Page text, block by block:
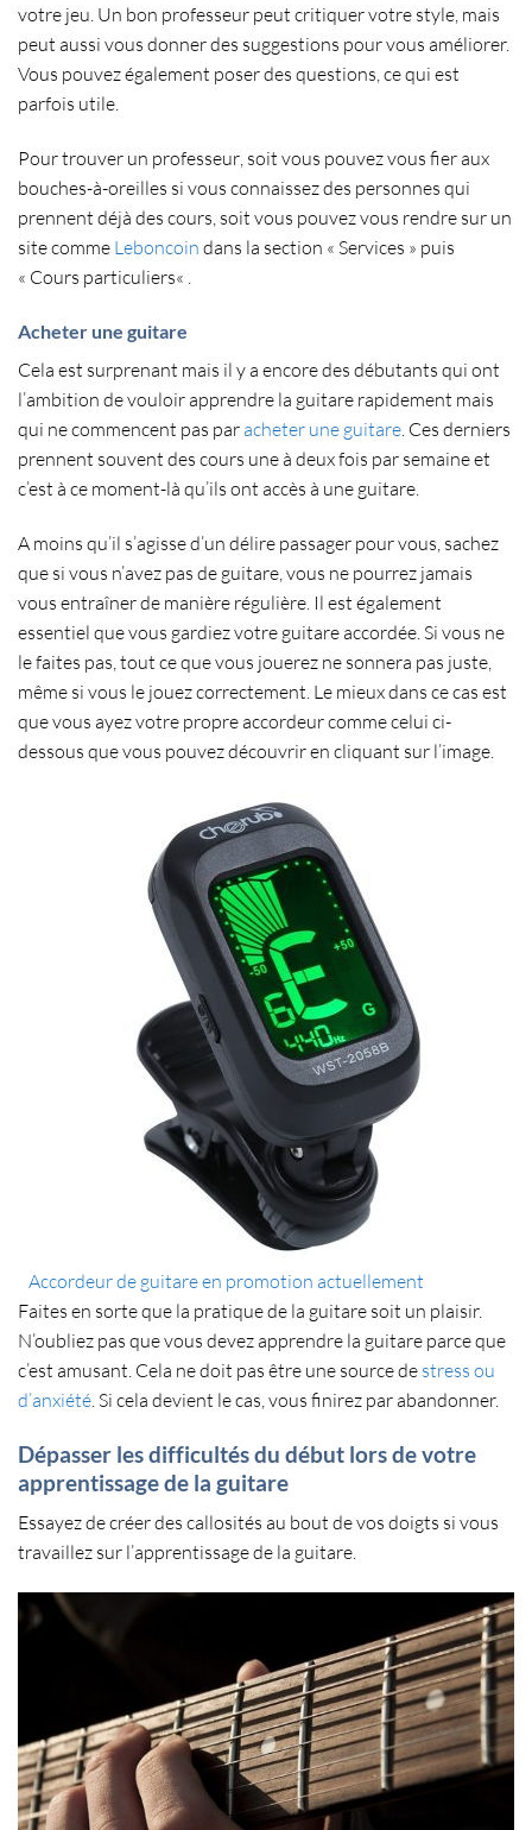
votre jeu. Un bon professeur peut critiquervotre style , mais
peut aussi vous donner des suggestions pour vous améliorer.
Vous pouvez également poser des questions, ce qui est
parfois utile.
Pourtrouver un professeur , soit vous pouvez vous fier aux
bouches-à-oreilles si vous connaissez des personnes qui
prennent déjà des cours, soit vous pouvez vous rendre sur un
site comme Leboncoin dans la section « Services » puis
« Cours particuliers« .
Acheter une guitare
Cela est surprenant mais il y a encore des débutants qui ont
l’ambition de vouloir apprendre la guitare rapidement mais
qui ne commencent pas par acheter une guitare. Ces derniers
prennent souvent des cours une à deux fois par semaine et
c’est à ce moment-là qu’ils ont accès à une guitare.
A moins qu’il s’agisse d’un délire passager pour vous, sachez
que si vous n’avez pas de guitare, vous ne pourrez jamais
vous entraîner de manière régulière. Il est également
essentiel que vous gardiez votre guitare accordée. Si vous ne
le faites pas, tout ce que vous jouerez ne sonnera pas juste,
même si vous le jouez correctement. Le mieux dans ce cas est
que vous ayez votre propreaccordeurcomme celui ci-
dessous que vous pouvez découvrir en cliquant sur l’image.
Accordeur de guitare en promotion actuellement
Faites en sorte que la pratique de la guitare soit un plaisir.
N’oubliez pas que vous devez apprendre la guitare parce que
c’est amusant. Cela ne doit pas être une source de stress ou
d’anxiété . Si cela devient le cas, vous finirez par abandonner.
Dépasser les difficultés du début lors de votre
apprentissage de la guitare
Essayez decréer des callosités au bout de vos doigts si vous
travaillez sur l’apprentissage de la guitare.